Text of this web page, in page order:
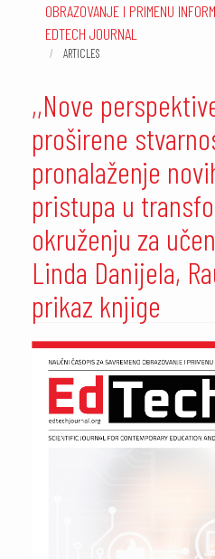
OBRAZOVANJE I PRIMENU
EDTECH JOURNAL
ARTICLES
,,Nove
proširene
pronalaženje
pristupa u
okruženju za
Linda Danijela,
prikaz knjige